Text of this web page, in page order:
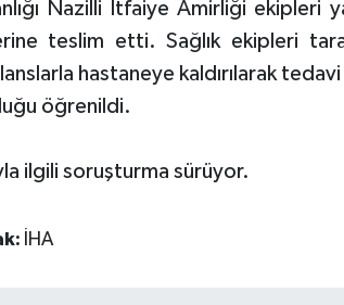
Nazilli İtfaiye Amirliği ekipleri
teslim etti. Sağlık ekipleri
hastaneye kaldırılarak tedavi
öğrenildi.
ilgili soruşturma sürüyor.
İHA